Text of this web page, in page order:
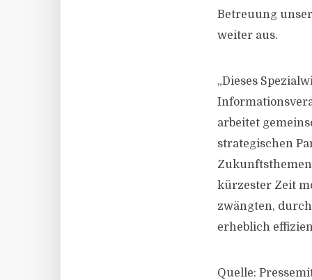
Betreuung
weiter aus.
„Dieses
arbeitet
strategischen
Zukunftsthemen
kürzester Zeit
zwängten,
erheblich
Quelle: